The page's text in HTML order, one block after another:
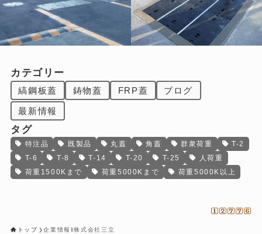
カテゴリー
縞鋼板蓋 鋳物蓋 FRP蓋 ブログ
最新情報
タグ
特注品 既製品 丸蓋 角蓋 群衆荷重
T-2
T-6
T-8 T-14 T-20 T-25
人荷重
荷重1500Kまで
荷重5000Kまで 荷重5000K以上
トップ 企業情報‖株式会社三立